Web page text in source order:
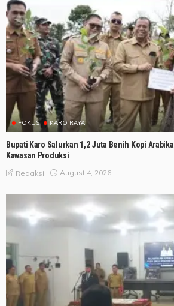
FOKUS KARO RAYA
Bupati Karo Salurkan 1,2 Juta Benih Kopi
Kawasan Produksi
Redaksi August 4, 2026